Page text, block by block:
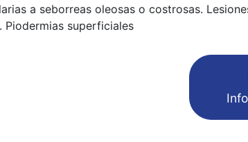
a seborreas oleosas o costrosas.
Piodermias superficiales